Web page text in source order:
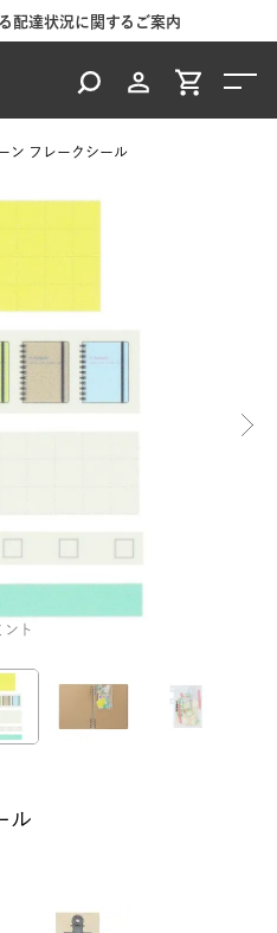
配達状況に関するご案内
ン フレークシール
ント
ル